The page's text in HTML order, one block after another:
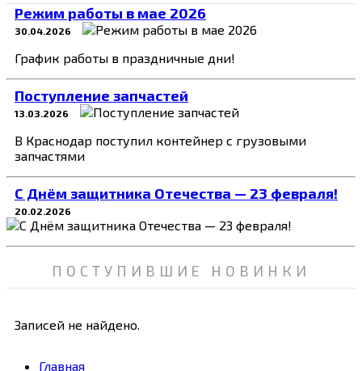
Режим работы в мае 2026
30.04.2026
График работы в праздничные дни!
Поступление запчастей
13.03.2026
В Краснодар поступил контейнер с грузовыми
запчастями
C Днём защитника Отечества — 23 февраля!
20.02.2026
ПОСТУПИВШИЕ НОВИНКИ
Записей не найдено.
Главная